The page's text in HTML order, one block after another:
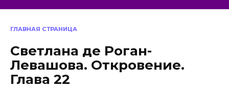
ГЛАВНАЯ СТРАНИЦА
Светлана де Роган-
Левашова. Откровение.
Глава 22